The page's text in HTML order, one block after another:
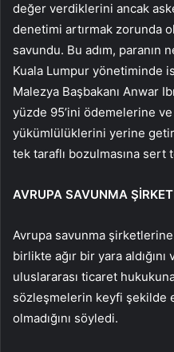
değer verdiklerini ancak
denetimi artırmak zorunda
savundu. Bu adım, paranın
Kuala Lumpur yönetiminde
Malezya Başbakanı Anwar
yüzde 95’ini ödemelerine
yükümlülüklerini yerine
tek taraflı bozulmasına sert
AVRUPA SAVUNMA
Avrupa savunma
birlikte ağır bir yara
uluslararası ticaret
sözleşmelerin keyfi şekilde
olmadığını söyledi.